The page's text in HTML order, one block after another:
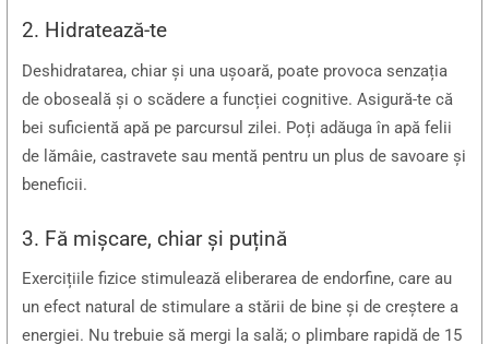
2. Hidratează-te
Deshidratarea, chiar și una ușoară, poate provoca senzația
de oboseală și o scădere a funcției cognitive. Asigură-te că
bei suficientă apă pe parcursul zilei. Poți adăuga în apă felii
de lămâie, castravete sau mentă pentru un plus de savoare și
beneficii.
3. Fă mișcare, chiar și puțină
Exercițiile fizice stimulează eliberarea de endorfine, care au
un efect natural de stimulare a stării de bine și de creștere a
energiei. Nu trebuie să mergi la sală; o plimbare rapidă de 15